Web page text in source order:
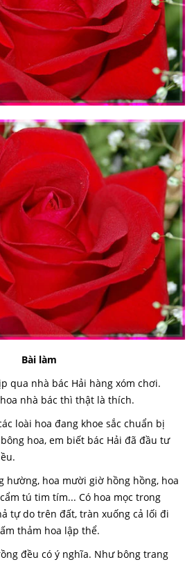
Bài làm
qua nhà bác Hải hàng xóm chơi.
nhà bác thì thật là thích.
loài hoa đang khoe sắc chuẩn bị
hoa, em biết bác Hải đã đầu tư
hường, hoa mười giờ hồng hồng, hoa
tú tim tím... Có hoa mọc trong
tự do trên đất, tràn xuống cả lối đi
thảm hoa lập thể.
đều có ý nghĩa. Như bông trang